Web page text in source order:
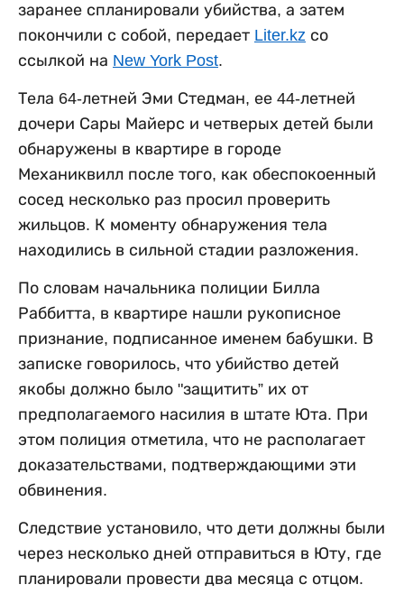
заранее спланировали убийства, а затем
покончили с собой, передает Liter.kz со
ссылкой на New York Post.
Тела 64-летней Эми Стедман, ее 44-летней
дочери Сары Майерс и четверых детей были
обнаружены в квартире в городе
Механиквилл после того, как обеспокоенный
сосед несколько раз просил проверить
жильцов. К моменту обнаружения тела
находились в сильной стадии разложения.
По словам начальника полиции Билла
Раббитта, в квартире нашли рукописное
признание, подписанное именем бабушки. В
записке говорилось, что убийство детей
якобы должно было "защитить” их от
предполагаемого насилия в штате Юта. При
этом полиция отметила, что не располагает
доказательствами, подтверждающими эти
обвинения.
Следствие установило, что дети должны были
через несколько дней отправиться в Юту, где
планировали провести два месяца с отцом.